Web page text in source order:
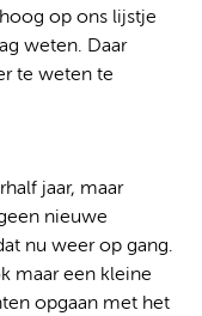
op ons lijstje
weten. Daar
te weten te
jaar, maar
nieuwe
nu weer op gang.
maar een kleine
opgaan met het